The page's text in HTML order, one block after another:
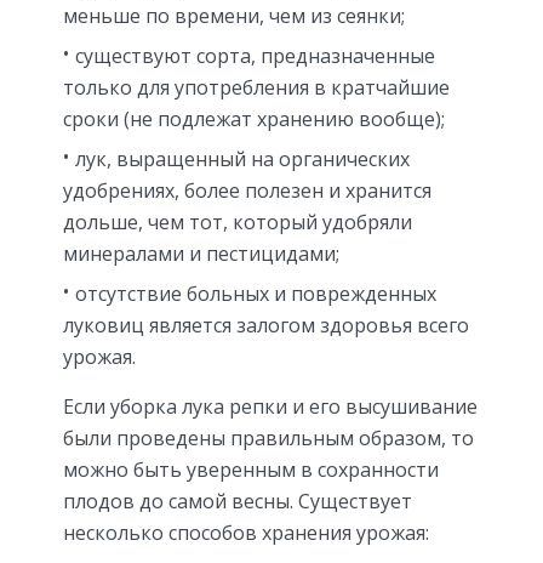
меньше по времени, чем из сеянки;
существуют сорта, предназначенные
только для употребления в кратчайшие
сроки (не подлежат хранению вообще);
лук, выращенный на органических
удобрениях, более полезен и хранится
дольше, чем тот, который удобряли
минералами и пестицидами;
отсутствие больных и поврежденных
луковиц является залогом здоровья всего
урожая.
Если уборка лука репки и его высушивание
были проведены правильным образом, то
можно быть уверенным в сохранности
плодов до самой весны. Существует
несколько способов хранения урожая: